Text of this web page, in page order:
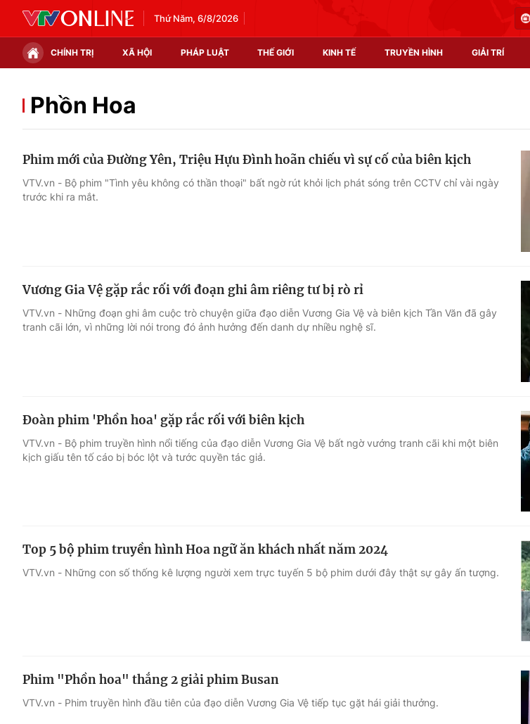
Thứ Năm, 6/8/2026
CHÍNH TRỊ XÃ HỘI PHÁP LUẬT THẾ GIỚI KINH TẾ TRUYỀN HÌNH GIẢI TRÍ
Chính trị
Thế giới đó đây
Điện ảnh
Âm nhạc
Sao
Du lịch
Làm đẹp
Chất lượng cuộc sống
Học trực tuyến
Phồn Hoa
Phim mới của Đường Yên, Triệu Hựu Đình hoãn chiếu vì sự cố của biên kịch
VTV.vn - Bộ phim "Tình yêu không có thần thoại" bất ngờ rút khỏi lịch phát sóng trên CCTV chỉ vài ngày
trước khi ra mắt.
Vương Gia Vệ gặp rắc rối với đoạn ghi âm riêng tư bị rò rỉ
VTV.vn - Những đoạn ghi âm cuộc trò chuyện giữa đạo diễn Vương Gia Vệ và biên kịch Tần Văn đã gây
tranh cãi lớn, vì những lời nói trong đó ảnh hưởng đến danh dự nhiều nghệ sĩ.
Đoàn phim 'Phồn hoa' gặp rắc rối với biên kịch
VTV.vn - Bộ phim truyền hình nổi tiếng của đạo diễn Vương Gia Vệ bất ngờ vướng tranh cãi khi một biên
kịch giấu tên tố cáo bị bóc lột và tước quyền tác giả.
Top 5 bộ phim truyền hình Hoa ngữ ăn khách nhất năm 2024
VTV.vn - Những con số thống kê lượng người xem trực tuyến 5 bộ phim dưới đây thật sự gây ấn tượng.
Phim "Phồn hoa" thắng 2 giải phim Busan
VTV.vn - Phim truyền hình đầu tiên của đạo diễn Vương Gia Vệ tiếp tục gặt hái giải thưởng.